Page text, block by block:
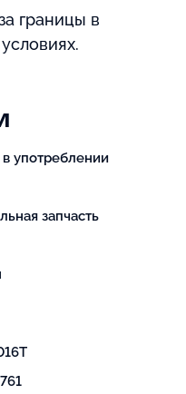
границы в
употреблении
запчасть